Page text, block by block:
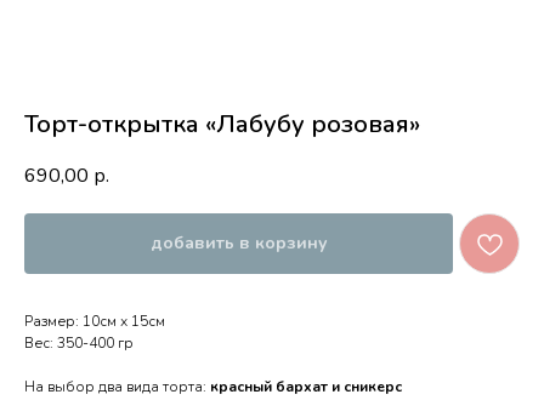
Торт-открытка «Лабубу розовая»
690,00 р.
добавить в корзину
Размер: 10см х 15см
Вес: 350-400 гр
На выбор два вида торта: красный бархат и сникерс